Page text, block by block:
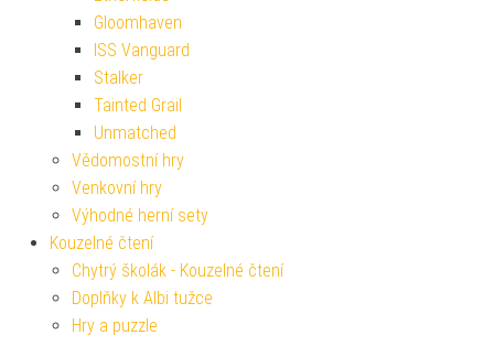
Gloomhaven
ISS Vanguard
Stalker
Tainted Grail
Unmatched
Vědomostní hry
Venkovní hry
Výhodné herní sety
Kouzelné čtení
Chytrý školák - Kouzelné čtení
Doplňky k Albi tužce
Hry a puzzle